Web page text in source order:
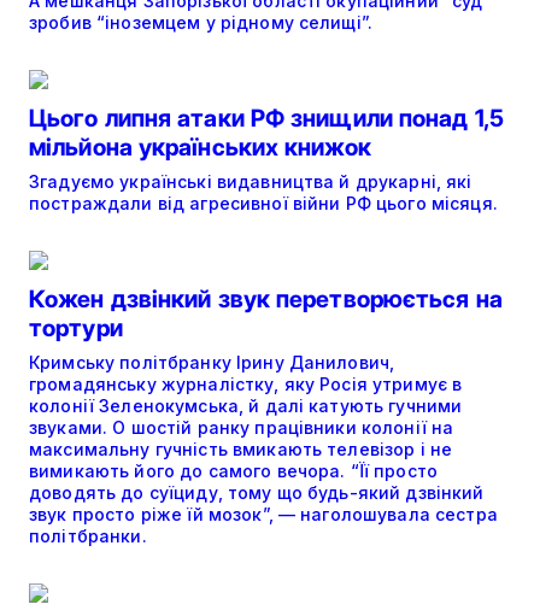
зробив “іноземцем у рідному селищі”.
Цього липня атаки РФ знищили понад 1,5
мільйона українських книжок
Згадуємо українські видавництва й друкарні, які
постраждали від агресивної війни РФ цього місяця.
Кожен дзвінкий звук перетворюється на
тортури
Кримську політбранку Ірину Данилович,
громадянську журналістку, яку Росія утримує в
колонії Зеленокумська, й далі катують гучними
звуками. О шостій ранку працівники колонії на
максимальну гучність вмикають телевізор і не
вимикають його до самого вечора. “Її просто
доводять до суїциду, тому що будь-який дзвінкий
звук просто ріже їй мозок”, — наголошувала сестра
політбранки.